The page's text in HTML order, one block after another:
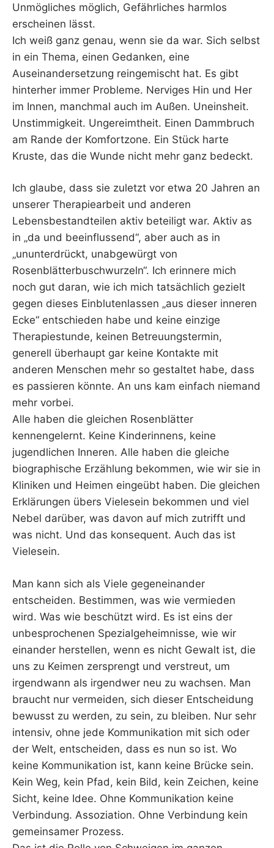
Unmögliches möglich, Gefährliches harmlos
erscheinen lässt.
Ich weiß ganz genau, wenn sie da war. Sich selbst
in ein Thema, einen Gedanken, eine
Auseinandersetzung reingemischt hat. Es gibt
hinterher immer Probleme. Nerviges Hin und Her
im Innen, manchmal auch im Außen. Uneinsheit.
Unstimmigkeit. Ungereimtheit. Einen Dammbruch
am Rande der Komfortzone. Ein Stück harte
Kruste, das die Wunde nicht mehr ganz bedeckt.
Ich glaube, dass sie zuletzt vor etwa 20 Jahren an
unserer Therapiearbeit und anderen
Lebensbestandteilen aktiv beteiligt war. Aktiv as
in „da und beeinflussend“, aber auch as in
„ununterdrückt, unabgewürgt von
Rosenblätterbuschwurzeln“. Ich erinnere mich
noch gut daran, wie ich mich tatsächlich gezielt
gegen dieses Einblutenlassen „aus dieser inneren
Ecke“ entschieden habe und keine einzige
Therapiestunde, keinen Betreuungstermin,
generell überhaupt gar keine Kontakte mit
anderen Menschen mehr so gestaltet habe, dass
es passieren könnte. An uns kam einfach niemand
mehr vorbei.
Alle haben die gleichen Rosenblätter
kennengelernt. Keine Kinderinnens, keine
jugendlichen Inneren. Alle haben die gleiche
biographische Erzählung bekommen, wie wir sie in
Kliniken und Heimen eingeübt haben. Die gleichen
Erklärungen übers Vielesein bekommen und viel
Nebel darüber, was davon auf mich zutrifft und
was nicht. Und das konsequent. Auch das ist
Vielesein.
Man kann sich als Viele gegeneinander
entscheiden. Bestimmen, was wie vermieden
wird. Was wie beschützt wird. Es ist eins der
unbesprochenen Spezialgeheimnisse, wie wir
einander herstellen, wenn es nicht Gewalt ist, die
uns zu Keimen zersprengt und verstreut, um
irgendwann als irgendwer neu zu wachsen. Man
braucht nur vermeiden, sich dieser Entscheidung
bewusst zu werden, zu sein, zu bleiben. Nur sehr
intensiv, ohne jede Kommunikation mit sich oder
der Welt, entscheiden, dass es nun so ist. Wo
keine Kommunikation ist, kann keine Brücke sein.
Kein Weg, kein Pfad, kein Bild, kein Zeichen, keine
Sicht, keine Idee. Ohne Kommunikation keine
Verbindung. Assoziation. Ohne Verbindung kein
gemeinsamer Prozess.